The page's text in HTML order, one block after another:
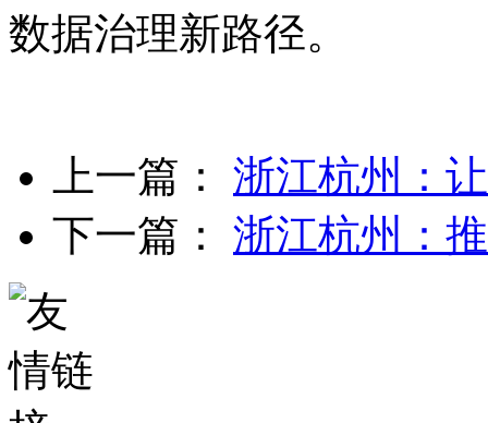
数据治理新路径。
上一篇： 浙江杭州：
下一篇： 浙江杭州：